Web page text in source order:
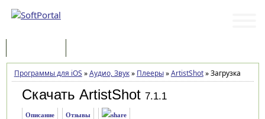
Программы для iOS »Аудио, Звук» Плееры»ArtistShot»Загрузка
Скачать ArtistShot 7.1.1
Описание Отзывы